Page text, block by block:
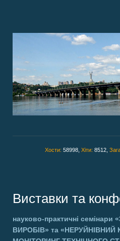
Хости: 58998, Хіти: 8512,
Виставки та
науково-практичні семінари
ВИРОБІВ» та «НЕРУЙНІВНИЙ